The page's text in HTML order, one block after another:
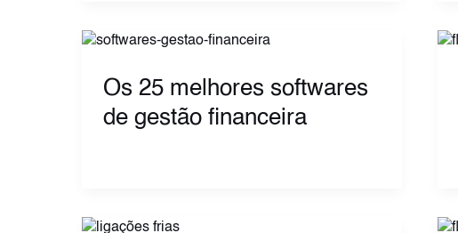
Os 25 melhores softwares
de gestão financeira